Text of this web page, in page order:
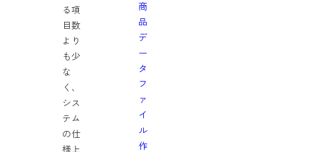
る項
目数
より
も少
な
く、
シス
テム
の仕
様上
商
品
デ
ー
タ
フ
ァ
イ
ル
作